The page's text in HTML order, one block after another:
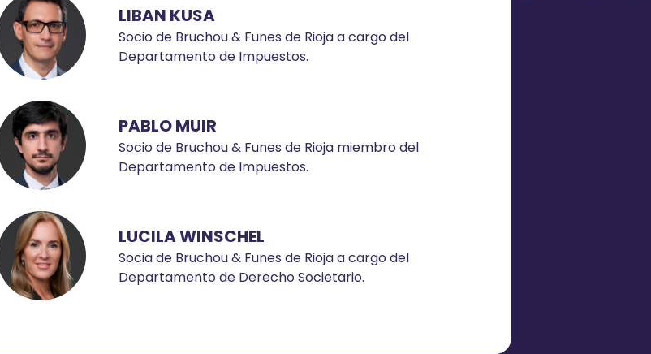
LIBAN KUSA
Socio de Bruchou & Funes de Rioja a cargo del
Departamento de Impuestos.
PABLO MUIR
Socio de Bruchou & Funes de Rioja miembro del
Departamento de Impuestos.
LUCILA WINSCHEL
Socia de Bruchou & Funes de Rioja a cargo del
Departamento de Derecho Societario.